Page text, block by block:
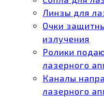
Линзы для
Очки
излучения
Ролики
лазерного
Каналы
лазерного